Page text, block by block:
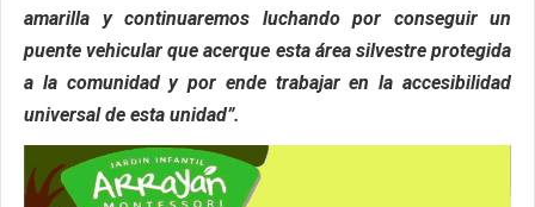
amarilla y continuaremos luchando por conseguir un
puente vehicular que acerque esta área silvestre protegida
a la comunidad y por ende trabajar en la accesibilidad
universal de esta unidad”.